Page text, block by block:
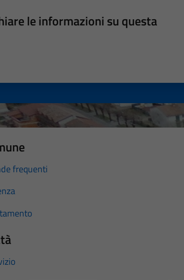
le informazioni su questa
frequenti